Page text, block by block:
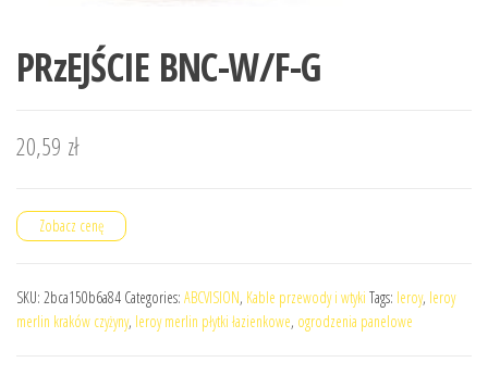
PRzEJŚCIE BNC-W/F-G
20,59 zł
Zobacz cenę
SKU: 2bca150b6a84 Categories: ABCVISION, Kable przewody i wtyki Tags: leroy, leroy
merlin kraków czyżyny, leroy merlin płytki łazienkowe, ogrodzenia panelowe